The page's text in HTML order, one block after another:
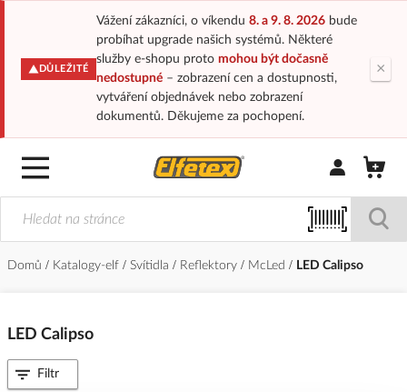
DŮLEŽITÉ
Vážení zákazníci, o víkendu 8. a 9. 8. 2026bude
probíhat upgrade našich systémů. Některé
služby e-shopu proto mohou být dočasně
nedostupné– zobrazení cen a dostupnosti,
vytváření objednávek nebo zobrazení
dokumentů. Děkujeme za pochopení.
×
Přihlásit/
Domů Katalogy-elf Svítidla Reflektory McLed LED Calipso
LED Calipso
Filtr